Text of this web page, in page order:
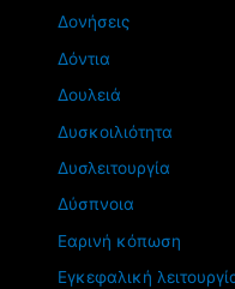
Δονήσεις
Δόντια
Δουλειά
Δυσκοιλιότητα
Δυσλειτουργία
Δύσπνοια
Εαρινή κόπωση
Εγκεφαλική